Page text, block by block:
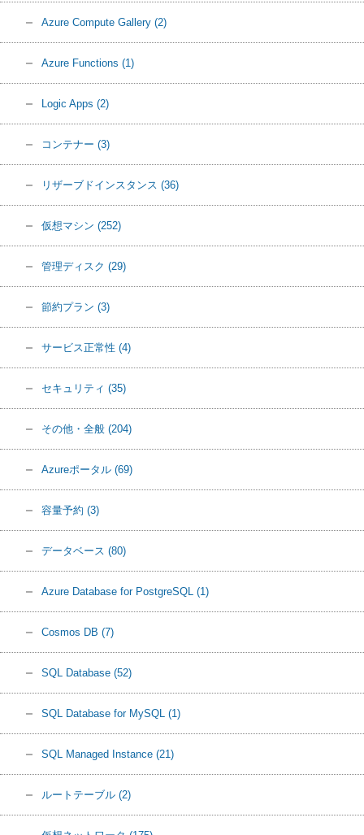
Azure Compute Gallery (2)
Azure Functions (1)
Logic Apps (2)
コンテナー (3)
リザーブドインスタンス (36)
仮想マシン (252)
管理ディスク (29)
節約プラン (3)
サービス正常性 (4)
セキュリティ (35)
その他・全般 (204)
Azureポータル (69)
容量予約 (3)
データベース (80)
Azure Database for PostgreSQL (1)
Cosmos DB (7)
SQL Database (52)
SQL Database for MySQL (1)
SQL Managed Instance (21)
ルートテーブル (2)